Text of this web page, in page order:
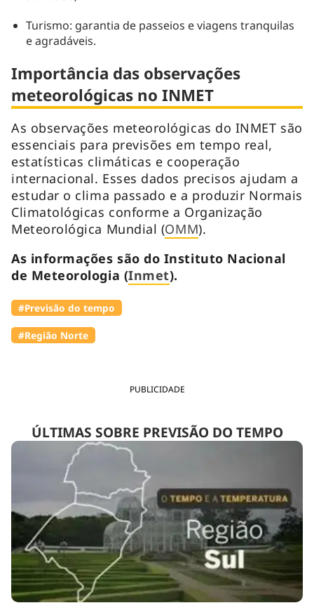
PUBLICIDADE
ÚLTIMAS SOBRE PREVISÃO DO TEMPO
Turismo: garantia de passeios e viagens tranquilas
e agradáveis.
Importância das observações
meteorológicas no INMET
As observações meteorológicas do INMET são
essenciais para previsões em tempo real,
estatísticas climáticas e cooperação
internacional. Esses dados precisos ajudam a
estudar o clima passado e a produzir Normais
Climatológicas conforme a Organização
Meteorológica Mundial (OMM).
As informações são do Instituto Nacional
de Meteorologia (Inmet).
#Previsão do tempo
#Região Norte